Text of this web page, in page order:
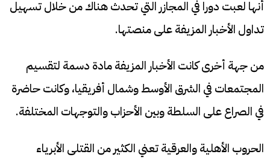
أنها لعبت دورا في المجازر التي تحدث هناك من خلال تسهيل
تداول الأخبار المزيفة على منصتها.
من جهة أخرى كانت الأخبار المزيفة مادة دسمة لتقسيم
المجتمعات في الشرق الأوسط وشمال أفريقيا، وكانت حاضرة
في الصراع على السلطة وبين الأحزاب والتوجهات المختلفة.
الحروب الأهلية والعرقية تعني الكثير من القتلى الأبرياء